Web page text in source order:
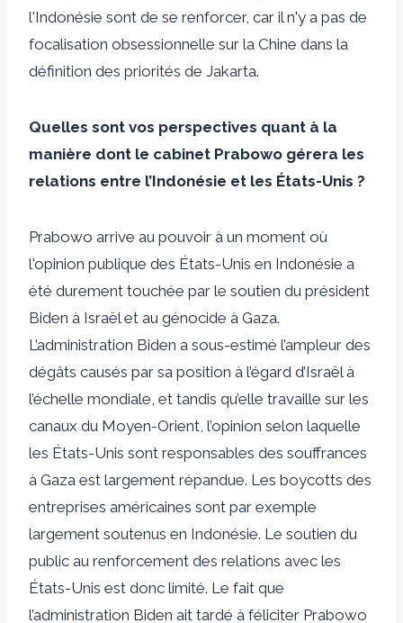
l'Indonésie sont de se renforcer, car il n'y a pas de
focalisation obsessionnelle sur la Chine dans la
définition des priorités de Jakarta.
Quelles sont vos perspectives quant à la
manière dont le cabinet Prabowo gérera les
relations entre l’Indonésie et les États-Unis ?
Prabowo arrive au pouvoir à un moment où
l'opinion publique des États-Unis en Indonésie a
été durement touchée par le soutien du président
Biden à Israël et au génocide à Gaza.
L’administration Biden a sous-estimé l’ampleur des
dégâts causés par sa position à l’égard d’Israël à
l’échelle mondiale, et tandis qu’elle travaille sur les
canaux du Moyen-Orient, l’opinion selon laquelle
les États-Unis sont responsables des souffrances
à Gaza est largement répandue. Les boycotts des
entreprises américaines sont par exemple
largement soutenus en Indonésie. Le soutien du
public au renforcement des relations avec les
États-Unis est donc limité. Le fait que
l’administration Biden ait tardé à féliciter Prabowo